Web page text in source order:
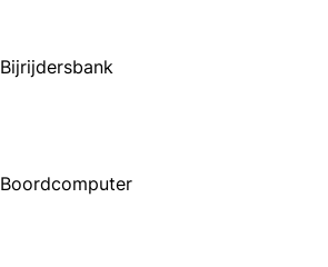
Bijrijdersbank
Boordcomputer